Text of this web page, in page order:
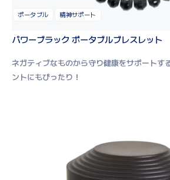
ポータブル 精神サポート
パワーブラック ポータブルブレスレット
ネガティブなものから守り健康をサポートす
ントにもぴったり！